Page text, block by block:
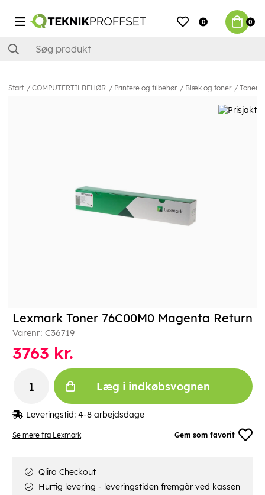
0 0
Start COMPUTERTILBEHØR Printere og tilbehør Blæk og toner Toner
Se mere fra Lexmark Gem som favorit
Lexmark Toner 76C00M0 Magenta Return
Varenr: C36719
3763 kr.
Læg i indkøbsvognen
Leveringstid: 4-8 arbejdsdage
Qliro Checkout
Hurtig levering - leveringstiden fremgår ved kassen